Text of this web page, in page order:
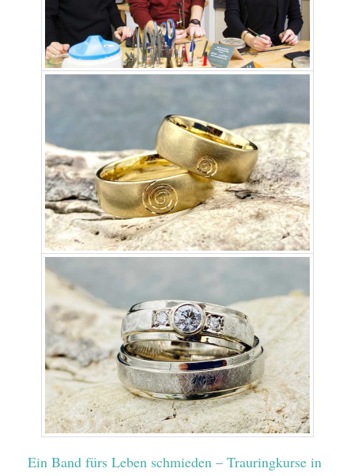
Ein Band fürs Leben schmieden – Trauringkurse in